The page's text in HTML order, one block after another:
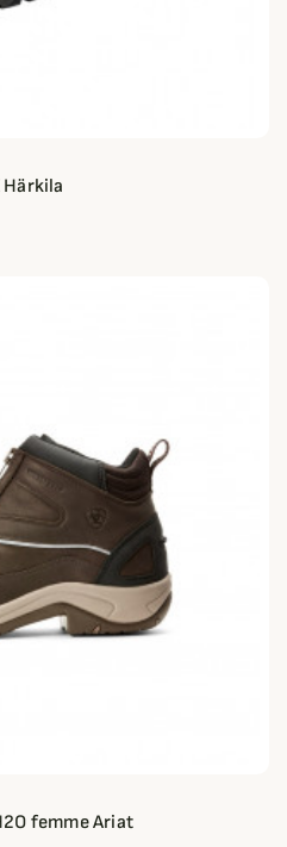
Härkila
femme Ariat